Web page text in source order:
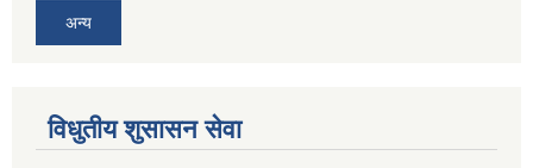
अन्य
विधुतीय शुसासन सेवा